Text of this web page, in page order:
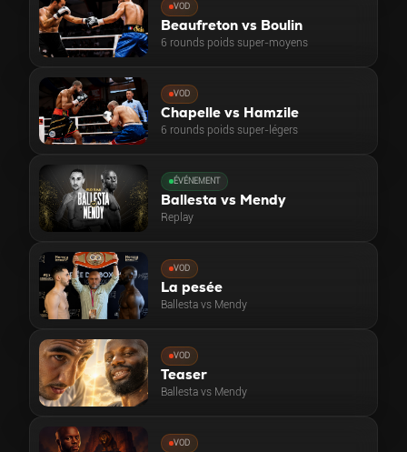
VOD
Beaufreton vs Boulin
6 rounds poids super-moyens
VOD
Chapelle vs Hamzile
6 rounds poids super-légers
ÉVÉNEMENT
Ballesta vs Mendy
Replay
VOD
La pesée
Ballesta vs Mendy
VOD
Teaser
Ballesta vs Mendy
VOD